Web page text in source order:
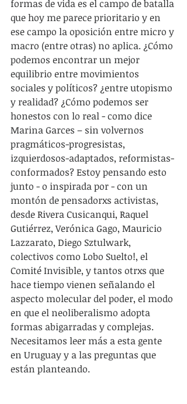
formas de vida es el campo de batalla
que hoy me parece prioritario y en
ese campo la oposición entre micro y
macro (entre otras) no aplica. ¿Cómo
podemos encontrar un mejor
equilibrio entre movimientos
sociales y políticos? ¿entre utopismo
y realidad? ¿Cómo podemos ser
honestos con lo real - como dice
Marina Garces – sin volvernos
pragmáticos-progresistas,
izquierdosos-adaptados, reformistas-
conformados? Estoy pensando esto
junto - o inspirada por - con un
montón de pensadorxs activistas,
desde Rivera Cusicanqui, Raquel
Gutiérrez, Verónica Gago, Mauricio
Lazzarato, Diego Sztulwark,
colectivos como Lobo Suelto!, el
Comité Invisible, y tantos otrxs que
hace tiempo vienen señalando el
aspecto molecular del poder, el modo
en que el neoliberalismo adopta
formas abigarradas y complejas.
Necesitamos leer más a esta gente
en Uruguay y a las preguntas que
están planteando.